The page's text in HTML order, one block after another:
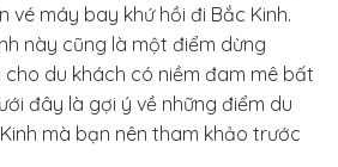
vé máy bay khứ hồi đi Bắc Kinh.
này cũng là một điểm dừng
du khách có niềm đam mê bất
đây là gợi ý về những điểm du
mà bạn nên tham khảo trước